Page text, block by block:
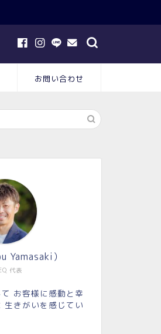
お問い合わせ
代表
Yamasaki）
お客様に感動と幸
生きがいを感じてい